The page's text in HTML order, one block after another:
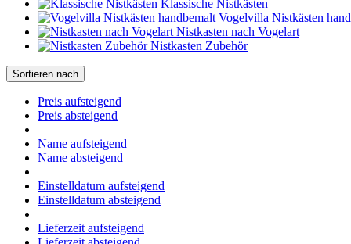
Klassische Nistkästen
Vogelvilla Nistkästen
Nistkasten nach Vogelart
Nistkasten Zubehör
Sortieren nach
Preis aufsteigend
Preis absteigend
Name aufsteigend
Name absteigend
Einstelldatum aufsteigend
Einstelldatum absteigend
Lieferzeit aufsteigend